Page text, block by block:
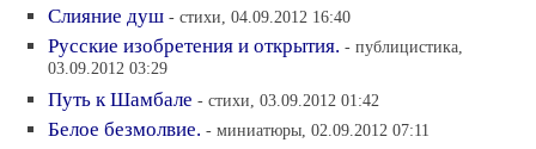
Слияние душ - стихи, 04.09.2012 16:40
Русские изобретения и открытия. - публицистика,
03.09.2012 03:29
Путь к Шамбале - стихи, 03.09.2012 01:42
Белое безмолвие. - миниатюры, 02.09.2012 07:11